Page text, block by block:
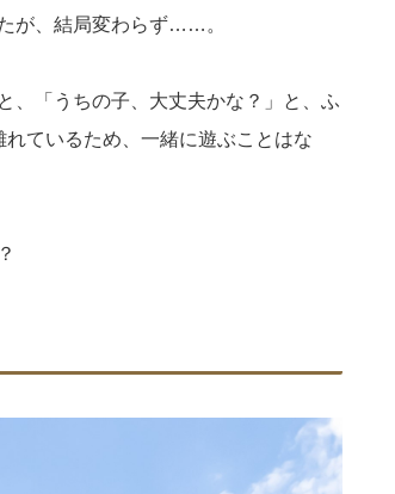
が、結局変わらず……。
、「うちの子、大丈夫かな？」と、ふ
ているため、一緒に遊ぶことはな